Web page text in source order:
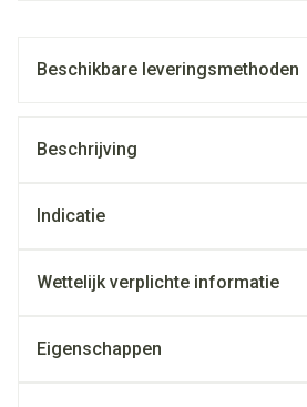
Beschikbare leveringsmethoden
Beschrijving
Indicatie
Wettelijk verplichte informatie
Eigenschappen